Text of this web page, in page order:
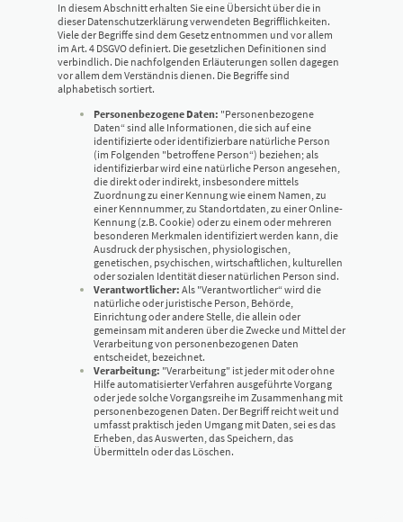
In diesem Abschnitt erhalten Sie eine Übersicht über die in
dieser Datenschutzerklärung verwendeten Begrifflichkeiten.
Viele der Begriffe sind dem Gesetz entnommen und vor allem
im Art. 4 DSGVO definiert. Die gesetzlichen Definitionen sind
verbindlich. Die nachfolgenden Erläuterungen sollen dagegen
vor allem dem Verständnis dienen. Die Begriffe sind
alphabetisch sortiert.
Personenbezogene Daten: "Personenbezogene
Daten“ sind alle Informationen, die sich auf eine
identifizierte oder identifizierbare natürliche Person
(im Folgenden "betroffene Person“) beziehen; als
identifizierbar wird eine natürliche Person angesehen,
die direkt oder indirekt, insbesondere mittels
Zuordnung zu einer Kennung wie einem Namen, zu
einer Kennnummer, zu Standortdaten, zu einer Online-
Kennung (z.B. Cookie) oder zu einem oder mehreren
besonderen Merkmalen identifiziert werden kann, die
Ausdruck der physischen, physiologischen,
genetischen, psychischen, wirtschaftlichen, kulturellen
oder sozialen Identität dieser natürlichen Person sind.
Verantwortlicher: Als "Verantwortlicher“ wird die
natürliche oder juristische Person, Behörde,
Einrichtung oder andere Stelle, die allein oder
gemeinsam mit anderen über die Zwecke und Mittel der
Verarbeitung von personenbezogenen Daten
entscheidet, bezeichnet.
Verarbeitung: "Verarbeitung" ist jeder mit oder ohne
Hilfe automatisierter Verfahren ausgeführte Vorgang
oder jede solche Vorgangsreihe im Zusammenhang mit
personenbezogenen Daten. Der Begriff reicht weit und
umfasst praktisch jeden Umgang mit Daten, sei es das
Erheben, das Auswerten, das Speichern, das
Übermitteln oder das Löschen.